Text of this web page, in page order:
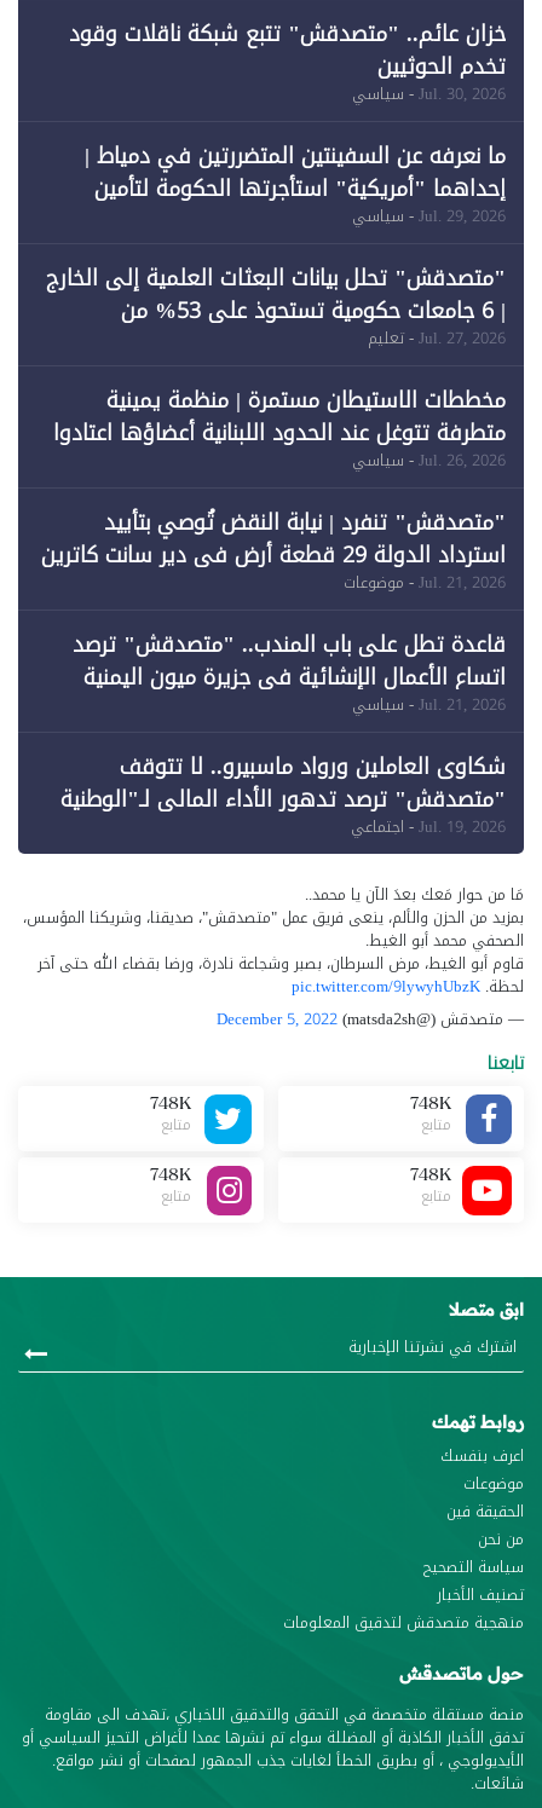
خزان عائم.. "متصدقش" تتبع شبكة ناقلات وقود
تخدم الحوثيين
Jul. 30, 2026- سياسي
ما نعرفه عن السفينتين المتضررتين في دمياط |
إحداهما "أمريكية" استأجرتها الحكومة لتأمين
احتياجات الطاقة
Jul. 29, 2026- سياسي
"متصدقش" تحلل بيانات البعثات العلمية إلى الخارج
| 6 جامعات حكومية تستحوذ على 53% من
Jul. 27, 2026- تعليم
مخططات الاستيطان مستمرة | منظمة يمينية
متطرفة تتوغل عند الحدود اللبنانية أعضاؤها اعتادوا
خرق الحدود
Jul. 26, 2026- سياسي
"متصدقش" تنفرد | نيابة النقض تُوصي بتأييد
استرداد الدولة 29 قطعة أرض في دير سانت كاترين
وقبول طعن الحكومة جزئيًا (1)
Jul. 21, 2026- موضوعات
قاعدة تطل على باب المندب.. "متصدقش" ترصد
اتساع الأعمال الإنشائية في جزيرة ميون اليمنية
Jul. 21, 2026- سياسي
شكاوى العاملين ورواد ماسبيرو.. لا تتوقف
"متصدقش" ترصد تدهور الأداء المالي لـ"الوطنية
للإعلام"
Jul. 19, 2026- اجتماعي
مَا من حوار مَعك بعدَ الآن يا محمد..
بمزيد من الحزن والألم، ينعى فريق عمل "متصدقش"، صديقنا، وشريكنا المؤسس،
الصحفي محمد أبو الغيط.
قاوم أبو الغيط، مرض السرطان، بصبر وشجاعة نادرة، ورضا بقضاء الله حتى آخر
لحظة. pic.twitter.com/9lywyhUbzK
— متصدقش (@matsda2sh)
December 5, 2022
تابعنا
748K
متابع
748K
متابع
748K
متابع
748K
متابع
ابق متصلا
روابط تهمك
اعرف بنفسك
موضوعات
الحقيقة فين
من نحن
سياسة التصحيح
تصنيف الأخبار
منهجية متصدقش لتدقيق المعلومات
حول ماتصدقش
منصة مستقلة متخصصة في التحقق والتدقيق الاخباري ،تهدف الى مقاومة
تدفق الأخبار الكاذبة أو المضللة سواء تم نشرها عمدا لأغراض التحيز السياسي أو
الأيديولوجي ، أو بطريق الخطأ لغايات جذب الجمهور لصفحات أو نشر مواقع.
شائعات.